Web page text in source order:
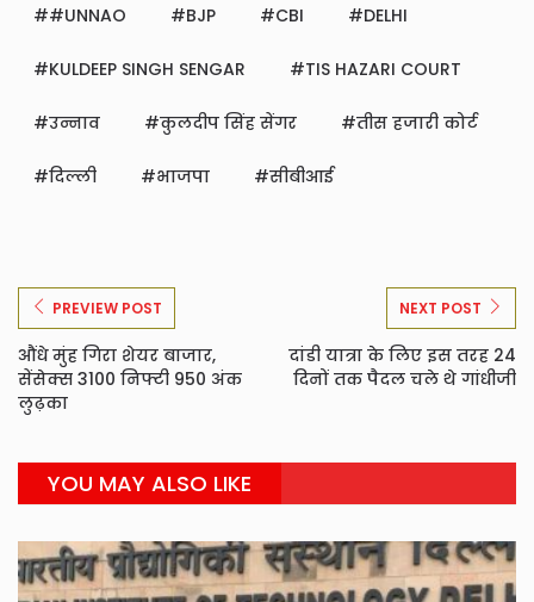
#UNNAO BJP CBI DELHI
KULDEEP SINGH SENGAR TIS HAZARI COURT
उन्नाव कुलदीप सिंह सेंगर तीस हजारी कोर्ट
दिल्ली भाजपा सीबीआई
PREVIEW POST
औंधे मुंह गिरा शेयर बाजार,
सेंसेक्स 3100 निफ्टी 950 अंक
लुढ़का
NEXT POST
दांडी यात्रा के लिए इस तरह 24
दिनों तक पैदल चले थे गांधीजी
YOU MAY ALSO LIKE